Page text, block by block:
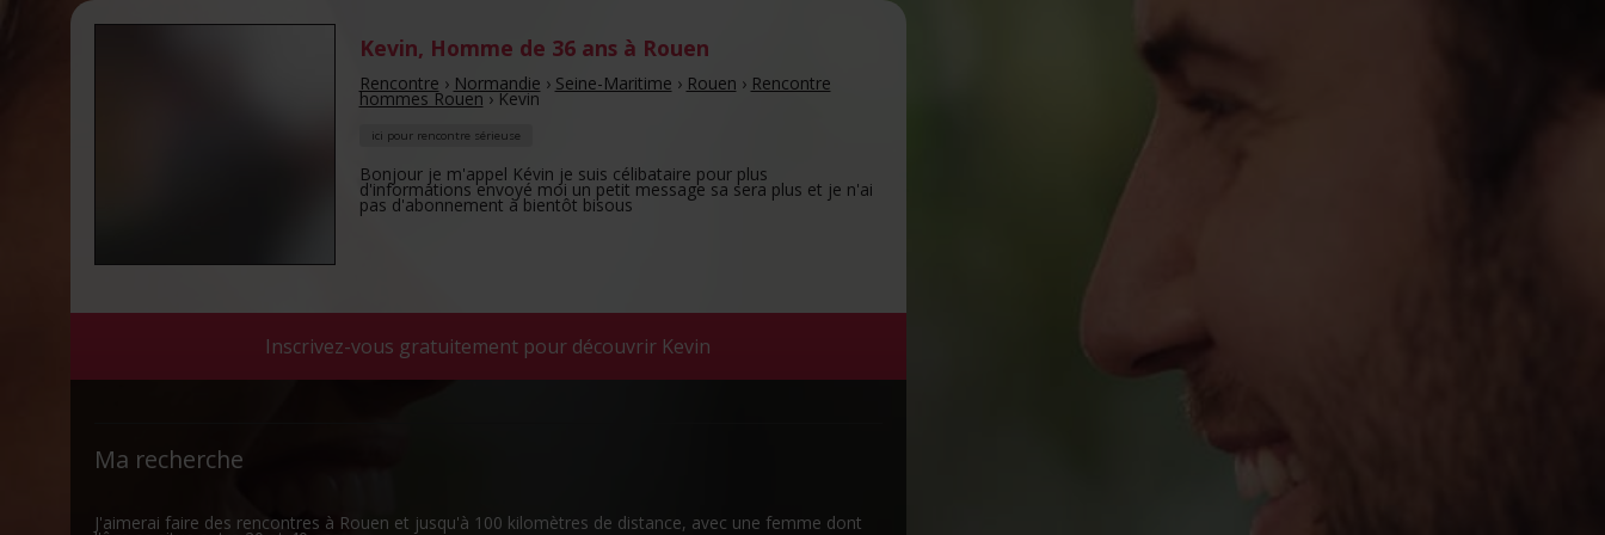
Kevin, Homme de 36 ansà Rouen
Rencontre › Normandie › Seine-Maritime › Rouen › Rencontre
hommes Rouen›Kevin
ici pour rencontre sérieuse
Bonjour je m'appel Kévin je suis célibataire pour plus
d'informations envoyé moi un petit message sa sera plus et je n'ai
pas d'abonnement à bientôt bisous
Inscrivez-vous gratuitement pour découvrir Kevin
Ma recherche
J'aimerai faire des rencontres à Rouen et jusqu'à 100 kilomètres de distance, avec une femme dont